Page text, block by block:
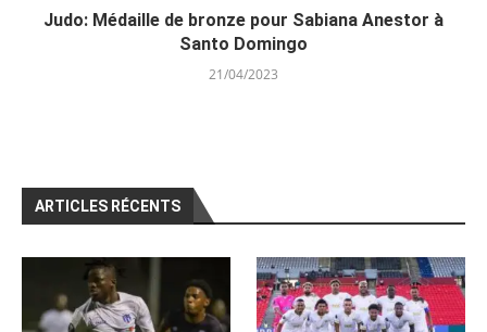
Judo: Médaille de bronze pour Sabiana Anestor à
Santo Domingo
21/04/2023
ARTICLES RÉCENTS